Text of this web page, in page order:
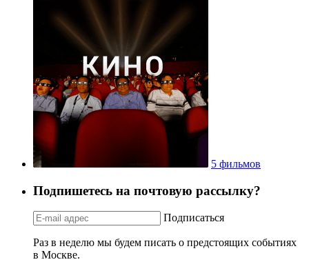
5 фильмов
Подпишетесь на почтовую рассылку?
Подписаться
Раз в неделю мы будем писать о предстоящих событиях
в Москве.